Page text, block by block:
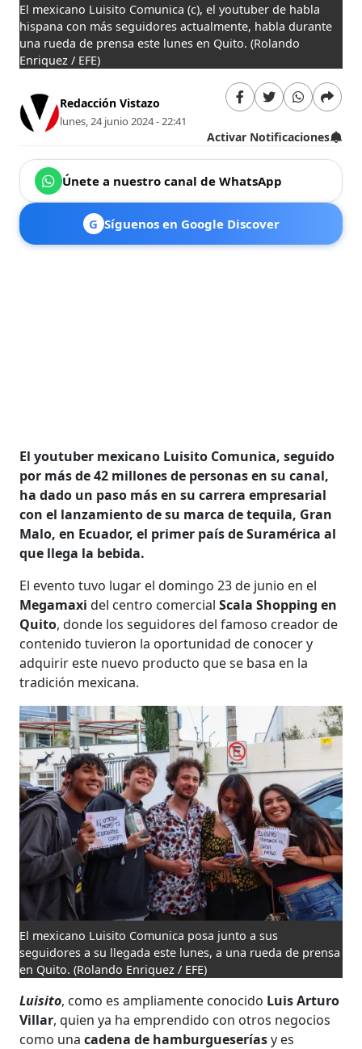
El mexicano Luisito Comunica (c), el youtuber de habla
hispana con más seguidores actualmente, habla durante
una rueda de prensa este lunes en Quito. (Rolando
Enriquez / EFE)
Redacción Vistazo
lunes, 24 junio 2024 - 22:41
Activar Notificaciones
Únete a nuestro canal de WhatsApp
G Síguenos en Google Discover
El youtuber mexicano Luisito Comunica, seguido
por más de 42 millones de personas en su canal,
ha dado un paso más en su carrera empresarial
con el lanzamiento de su marca de tequila, Gran
Malo, en Ecuador, el primer país de Suramérica al
que llega la bebida.
El evento tuvo lugar el domingo 23 de junio en el
Megamaxidel centro comercialScala Shopping en
Quito, donde los seguidores del famoso creador de
contenido tuvieron la oportunidad de conocer y
adquirir este nuevo producto que se basa en la
tradición mexicana.
El mexicano Luisito Comunica posa junto a sus
seguidores a su llegada este lunes, a una rueda de prensa
en Quito. (Rolando Enriquez / EFE)
Luisito, como es ampliamente conocido Luis Arturo
Villar, quien ya ha emprendido con otros negocios
como una cadena de hamburgueseríasy es